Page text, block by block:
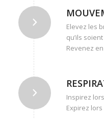
Elevez les
qu’ils
Revenez
Inspirez
Expirez